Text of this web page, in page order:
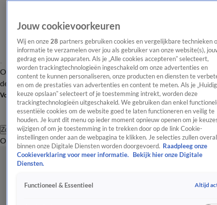
OverzichtAfleveringen Entertainment TV Algemeen
Tip
de redactieNieuwsbrief
Volg Shownieuws
Zoeken
OverzichtEntertainmentSpraakmakendRealityCrimeVideo's
Jouw cookievoorkeuren
Wij en onze 28 partners gebruiken cookies en vergelijkbare technieken
informatie te verzamelen over jou als gebruiker van onze website(s),
gedrag en jouw apparaten. Als je „Alle cookies accepteren” selecteert,
worden trackingtechnologieën ingeschakeld om onze advertenties en
content te kunnen personaliseren, onze producten en diensten te
en om de prestaties van advertenties en content te meten. Als je
keuze opslaan” selecteert of je toestemming intrekt, worden deze
trackingtechnologieën uitgeschakeld. We gebruiken dan enkel
essentiële cookies om de website goed te laten functioneren en veilig te
houden. Je kunt dit menu op ieder moment opnieuw openen om je
wijzigen of om je toestemming in te trekken door op de link Cookie-
instellingen onder aan de webpagina te klikken. Je selecties zullen overal
binnen onze Digitale Diensten worden doorgevoerd. Raadpleeg onze
Cookieverklaring voor meer informatie.
Bekijk hier onze Digitale
Diensten.
Functioneel & Essentieel Altijd